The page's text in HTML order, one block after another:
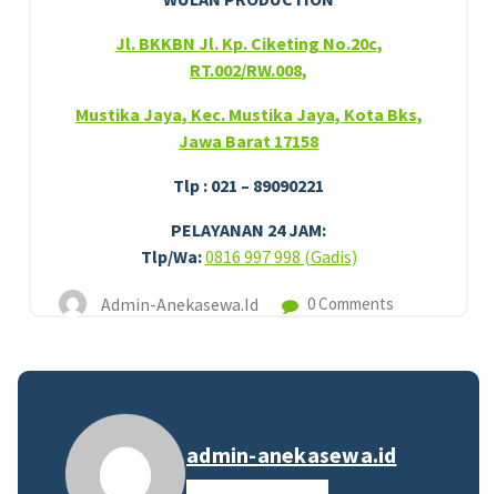
Jl. BKKBN Jl. Kp. Ciketing No.20c,
RT.002/RW.008,
Mustika Jaya, Kec. Mustika Jaya, Kota Bks,
Jawa Barat 17158
Tlp : 021 – 89090221
PELAYANAN 24 JAM:
Tlp/Wa:0816 997 998 (Gadis)
Admin-Anekasewa.id 0 Comments
admin-anekasewa.id